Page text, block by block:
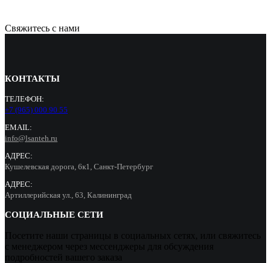
Свяжитесь с нами
КОНТАКТЫ
ТЕЛЕФОН:
+7 (965) 000 90 55
EMAIL:
info@lsanteh.ru
АДРЕС:
Кушелевская дорога, 6к1, Санкт-Петербург
АДРЕС:
Артиллерийская ул., 63, Калининград
СОЦИАЛЬНЫЕ СЕТИ
Посетите наши страницы в социальных сетях, или свяжитесь
с менеджером через мессенджеры для обсуждения
подробностей вашего заказа